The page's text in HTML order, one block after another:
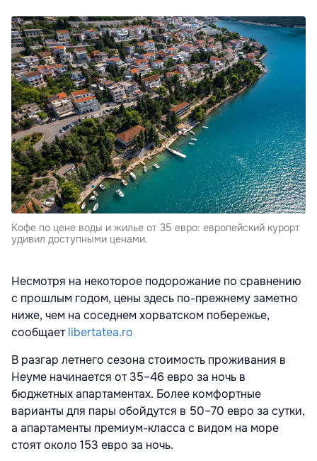
Кофе по цене воды и жилье от 35 евро: европейский курорт
удивил доступными ценами.
Несмотря на некоторое подорожание по сравнению
с прошлым годом, цены здесь по-прежнему заметно
ниже, чем на соседнем хорватском побережье,
сообщаетlibertatea.ro
В разгар летнего сезона стоимость проживания в
Неуме начинается от 35–46 евро за ночь в
бюджетных апартаментах. Более комфортные
варианты для пары обойдутся в 50–70 евро за сутки,
а апартаменты премиум-класса с видом на море
стоят около 153 евро за ночь.